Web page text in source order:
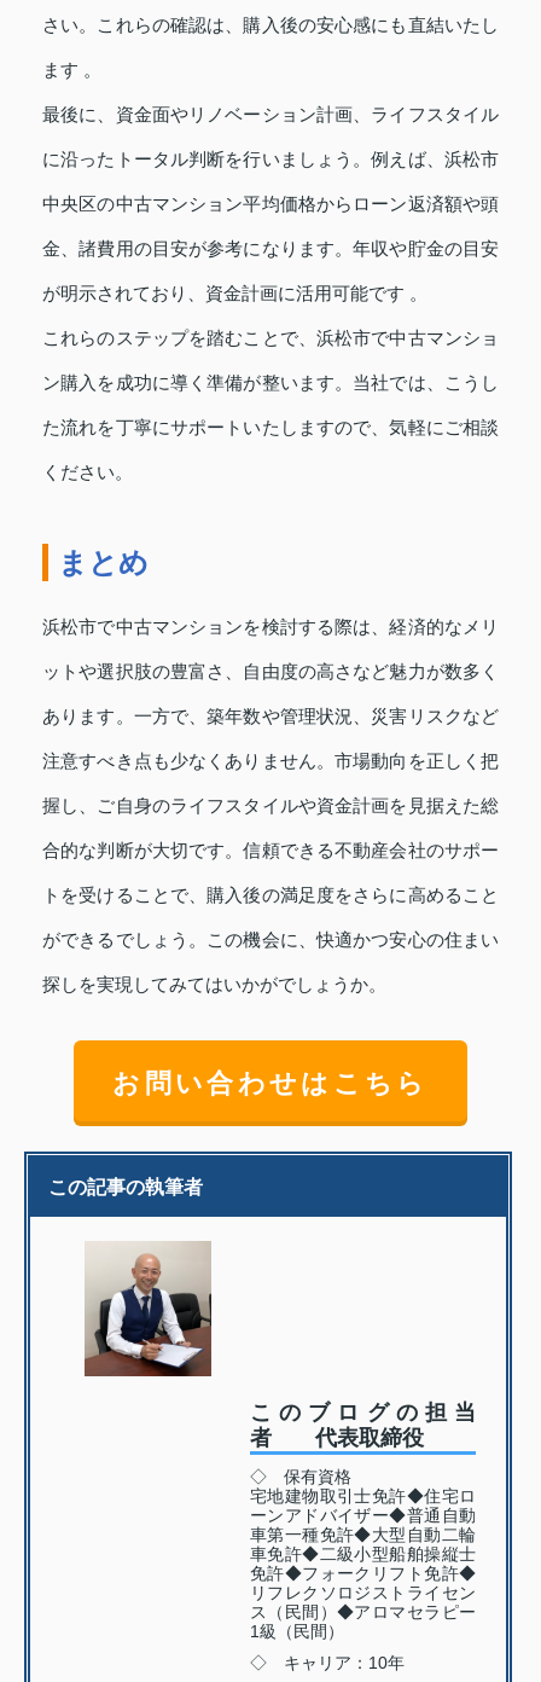
さい。これらの確認は、購入後の安心感にも直結いたし
ます 。
最後に、資金面やリノベーション計画、ライフスタイル
に沿ったトータル判断を行いましょう。例えば、浜松市
中央区の中古マンション平均価格からローン返済額や頭
金、諸費用の目安が参考になります。年収や貯金の目安
が明示されており、資金計画に活用可能です 。
これらのステップを踏むことで、浜松市で中古マンショ
ン購入を成功に導く準備が整います。当社では、こうし
た流れを丁寧にサポートいたしますので、気軽にご相談
ください。
まとめ
浜松市で中古マンションを検討する際は、経済的なメリ
ットや選択肢の豊富さ、自由度の高さなど魅力が数多く
あります。一方で、築年数や管理状況、災害リスクなど
注意すべき点も少なくありません。市場動向を正しく把
握し、ご自身のライフスタイルや資金計画を見据えた総
合的な判断が大切です。信頼できる不動産会社のサポー
トを受けることで、購入後の満足度をさらに高めること
ができるでしょう。この機会に、快適かつ安心の住まい
探しを実現してみてはいかがでしょうか。
お問い合わせはこちら
この記事の執筆者
このブログの担当
者 代表取締役
◇ 保有資格
宅地建物取引士免許◆住宅ロ
ーンアドバイザー◆普通自動
車第一種免許◆大型自動二輪
車免許◆二級小型船舶操縦士
免許◆フォークリフト免許◆
リフレクソロジストライセン
ス（民間）◆アロマセラピー
1級（民間）
◇ キャリア：10年